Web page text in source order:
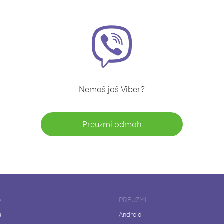
Nemaš još Viber?
Preuzmi odmah
PREUZMI
Android